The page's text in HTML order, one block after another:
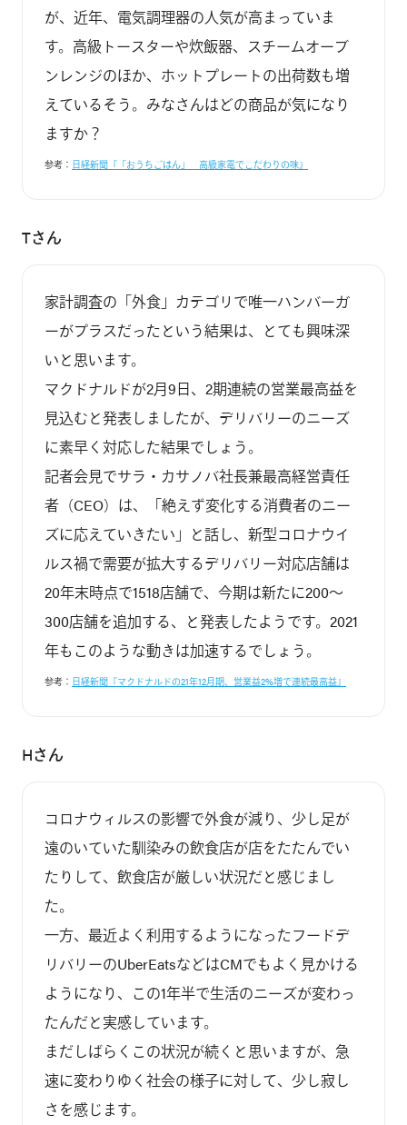
が、近年、電気調理器の人気が高まっていま
す。高級トースターや炊飯器、スチームオーブ
ンレンジのほか、ホットプレートの出荷数も増
えているそう。みなさんはどの商品が気になり
参考： 日経新聞『「おうちごはん」　高級家電でこだわりの味』
Tさん
家計調査の「外食」カテゴリで唯一ハンバーガ
ーがプラスだったという結果は、とても興味深
いと思います。
マクドナルドが2月9日、2期連続の営業最高益を
見込むと発表しましたが、デリバリーのニーズ
に素早く対応した結果でしょう。
記者会見でサラ・カサノバ社長兼最高経営責任
者（CEO）は、「絶えず変化する消費者のニー
ズに応えていきたい」と話し、新型コロナウイ
ルス禍で需要が拡大するデリバリー対応店舗は
20年末時点で1518店舗で、今期は新たに200～
300店舗を追加する、と発表したようです。2021
参考： 日経新聞『マクドナルドの21年12月期、営業益2%増で連続最高益』
Hさん
コロナウィルスの影響で外食が減り、少し足が
遠のいていた馴染みの飲食店が店をたたんでい
たりして、飲食店が厳しい状況だと感じまし
た。
一方、最近よく利用するようになったフードデ
リバリーのUberEatsなどはCMでもよく見かける
ようになり、この1年半で生活のニーズが変わっ
たんだと実感しています。
まだしばらくこの状況が続くと思いますが、急
速に変わりゆく社会の様子に対して、少し寂し